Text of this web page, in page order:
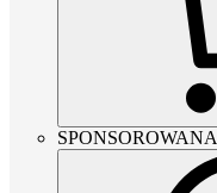
SPONSOROWANA